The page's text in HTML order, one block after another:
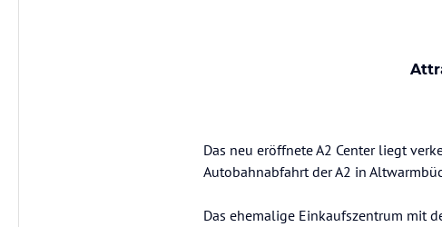
Das neu eröffnete A2 Center liegt
Autobahnabfahrt der A2 in
Das ehemalige Einkaufszentrum mit